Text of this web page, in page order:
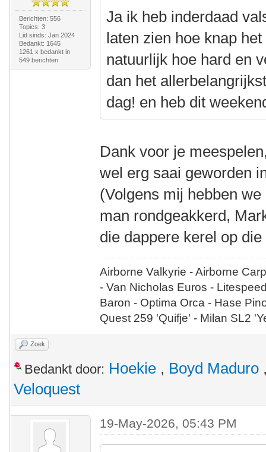
Berichten: 556
Topics: 3
Lid sinds: Jan 2024
Bedankt: 1645
1261 x bedankt in
549 berichten
Ja ik heb inderdaad
laten zien hoe knap
natuurlijk hoe hard en
dan het
dag! en heb dit
Dank voor je
wel erg saai geworden
(Volgens mij hebben
man rondgeakkerd,
die dappere kerel op
Airborne Valkyrie - Airborne
- Van Nicholas Euros -
Baron - Optima Orca - Hase
Quest 259 'Quifje' - Milan SL2
Zoek
Bedankt door: Hoekie , Boyd Maduro
Veloquest
19-May-2026, 05:43 PM